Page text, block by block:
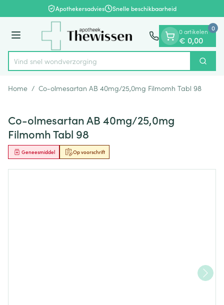
Ga naar de inhoudApothekersadvies Snelle beschikbaarheid
Menu
Product, merk, categorie...
Vind snel wondv Zoek
0 artikelen
€ 0,00
0
Home / Co-olmesartan AB 40mg/25,0mg Filmomh Tabl 98
Co-olmesartan AB 40mg/25,0mg
Filmomh Tabl 98
Op voorschrift
Geneesmiddel